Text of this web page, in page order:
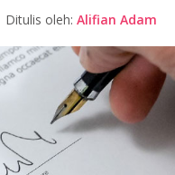
Ditulis oleh: Alifian Adam